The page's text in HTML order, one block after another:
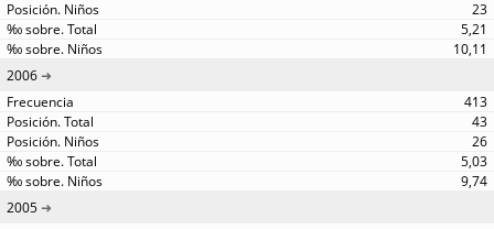
23
5,21
10,11
2006
413
43
26
5,03
9,74
2005